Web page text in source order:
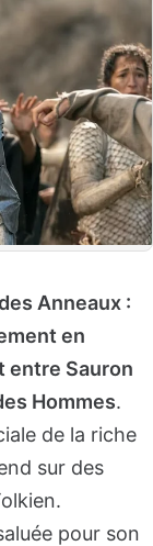
Anneaux :
en
entre Sauron
Hommes.
de la riche
sur des
pour son